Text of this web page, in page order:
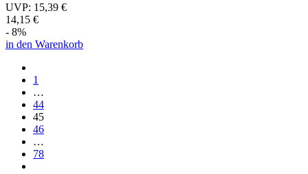
UVP: 15,39 €
14,15 €
- 8%
in den Warenkorb
1
…
44
45
46
…
78